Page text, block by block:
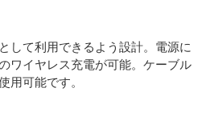
して利用できるよう設計。電源に
ワイヤレス充電が可能。ケーブル
用可能です。